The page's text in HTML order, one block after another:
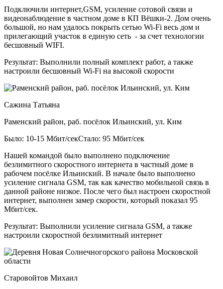
Подключили интернет,GSM, усиление сотовой связи и
видеонаблюдение в частном доме в КП Вёшки-2. Дом очень
большой, но нам удалось покрыть сетью Wi-Fi весь дом и
прилегающий участок в единую сеть - за счет технологии
бесшовный WIFI.
Результат: Выполнили полный комплект работ, а также
настроили бесшовный Wi-Fi на высокой скорости
Сажина Татьяна
Раменский район, раб. посёлок Ильинский, ул. Ким
Было: 10-15 Мбит/секСтало: 95 Мбит/сек
Нашей командой было выполнено подключение
безлимитного скоростного интернета в частный доме в
рабочем посёлке Ильинский. В начале было выполнено
усиление сигнала GSM, так как качество мобильной связь в
данной районе низкое. После чего был настроен скоростной
интернет, выполнен замер скорости, который показал 95
Мбит/сек.
Результат: Выполнили усиление сигнала GSM, а также
настроили скоростной безлимитный интернет
Старовойтов Михаил